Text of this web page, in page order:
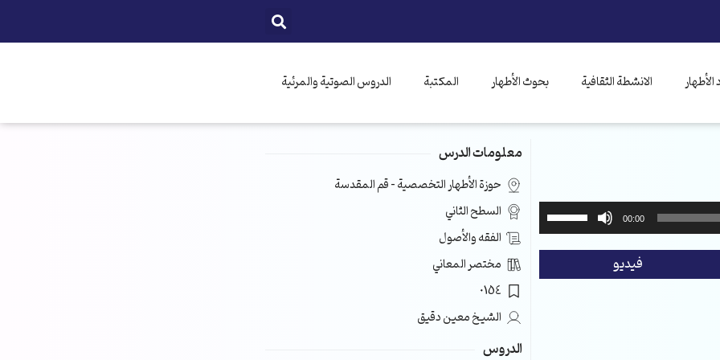
الانشطة الثقافية بحوث الأطهار المكتبة الدروس الصوتية والمرئية
00:00
استخدم
الأسهم
فيديو
معلومات الدرس
حوزة الأطهار التخصصية – قم المقدسة
السطح الثاني
الفقه والأصول
مختصر المعاني
0154
الشيخ معين دقيق
الدروس